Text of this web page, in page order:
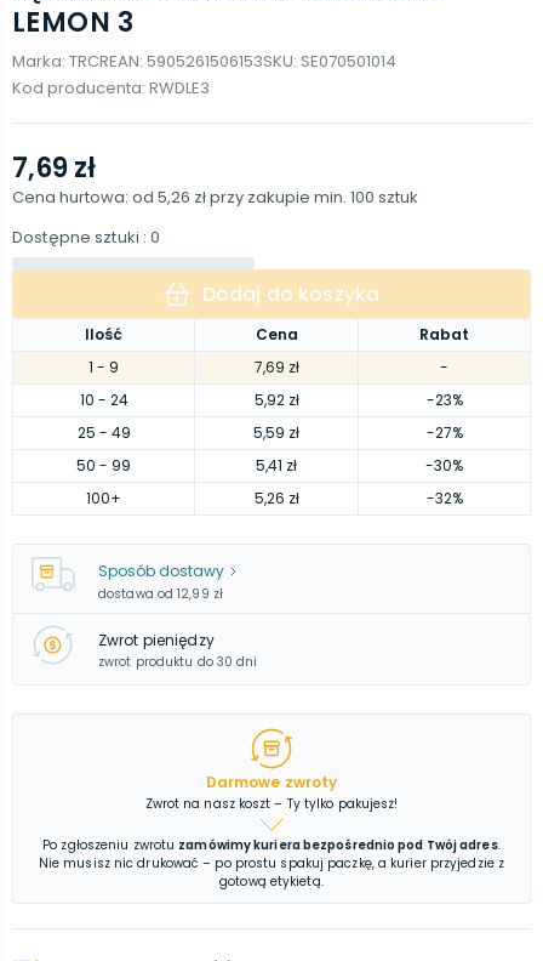
LEMON 3
Marka: TRCREAN: 5905261506153SKU: SE070501014
Kod producenta: RWDLE3
Ilość Cena
Rabat
1 - 9 7,69 zł
-
10 - 24 5,92 zł
-23%
25 - 49 5,59 zł
-27%
50 - 99 5,41 zł
-30%
100+ 5,26 zł -32%
7,69 zł
Cena hurtowa: od 5,26 złprzy zakupie min. 100 sztuk
Dostępne sztuki : 0
Dodaj do koszyka
Sposób dostawy
dostawa od 12,99 zł
Zwrot pieniędzy
zwrot produktu do 30 dni
Darmowe zwroty
Zwrot na nasz koszt – Ty tylko pakujesz!
Po zgłoszeniu zwrotu zamówimy kuriera bezpośrednio pod Twój adres.
Nie musisz nic drukować – po prostu spakuj paczkę, a kurier przyjedzie z
gotową etykietą.